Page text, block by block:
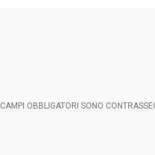
I CAMPI OBBLIGATORI SONO